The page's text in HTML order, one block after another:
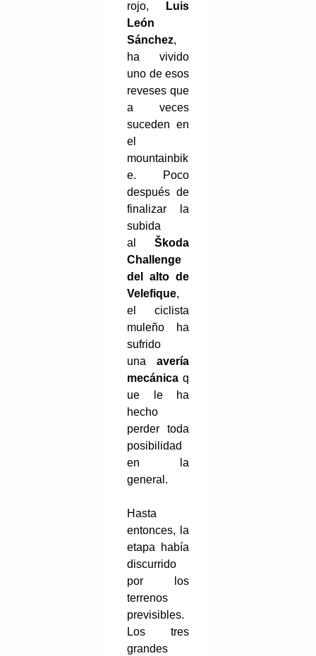
rojo,
Luis
León
Sánchez,
ha vivido
uno de esos
reveses que
a veces
suceden en
el
mountainbik
e. Poco
después de
finalizar la
subida
al Škoda
Challenge
del alto de
Velefique,
el ciclista
muleño ha
sufrido
una avería
mecánica q
ue le ha
hecho
perder toda
posibilidad
en la
general.
Hasta
entonces, la
etapa había
discurrido
por los
terrenos
previsibles.
Los tres
grandes